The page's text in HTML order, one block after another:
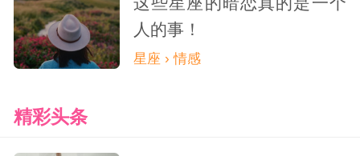
人的事！
星座 › 情感
精彩头条